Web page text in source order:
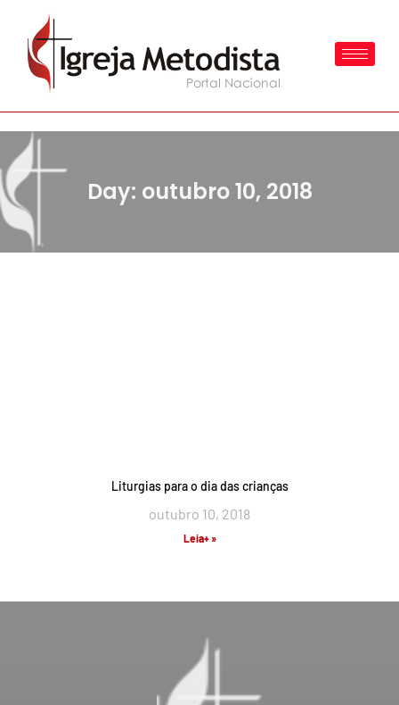
Day: outubro 10, 2018
Liturgias para o dia das crianças
outubro 10, 2018
Leia+ »